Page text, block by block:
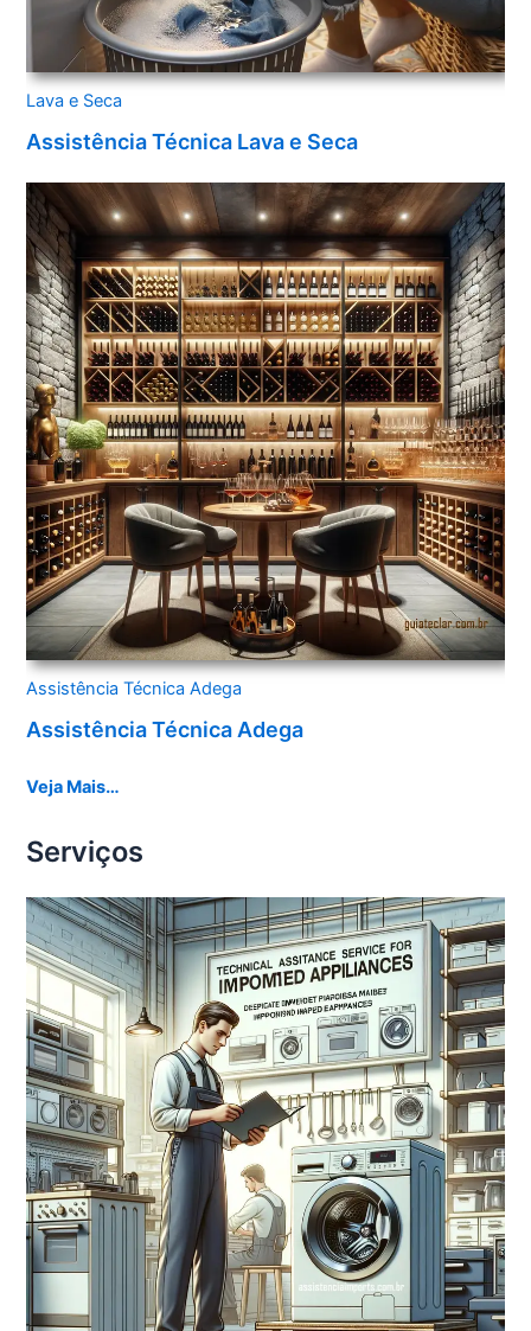
Lava e Seca
Assistência Técnica Lava e Seca
Assistência Técnica Adega
Assistência Técnica Adega
Veja Mais…
Serviços